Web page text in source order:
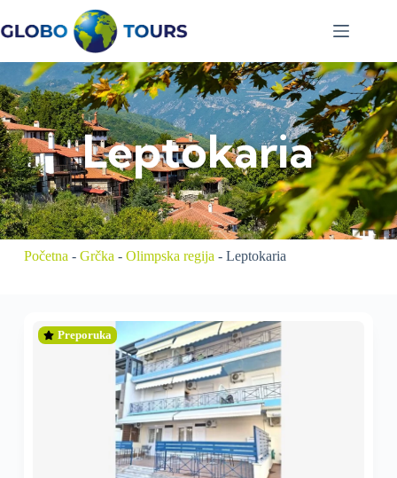
Leptokaria
Početna - Grčka - Olimpska regija - Leptokaria
Preporuka